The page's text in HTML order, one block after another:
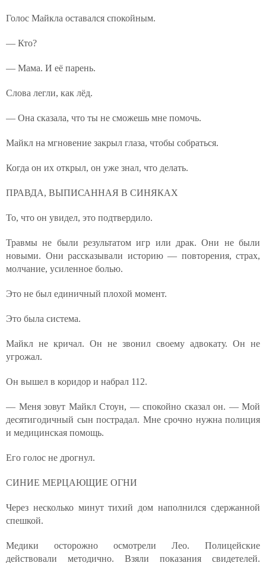
Голос Майкла оставался спокойным.
— Кто?
— Мама. И её парень.
Слова легли, как лёд.
— Она сказала, что ты не сможешь мне помочь.
Майкл на мгновение закрыл глаза, чтобы собраться.
Когда он их открыл, он уже знал, что делать.
ПРАВДА, ВЫПИСАННАЯ В СИНЯКАХ
То, что он увидел, это подтвердило.
Травмы не были результатом игр или драк. Они не были
новыми. Они рассказывали историю — повторения, страх,
молчание, усиленное болью.
Это не был единичный плохой момент.
Это была система.
Майкл не кричал. Он не звонил своему адвокату. Он не
угрожал.
Он вышел в коридор и набрал 112.
— Меня зовут Майкл Стоун, — спокойно сказал он. — Мой
десятигодичный сын пострадал. Мне срочно нужна полиция
и медицинская помощь.
Его голос не дрогнул.
СИНИЕ МЕРЦАЮЩИЕ ОГНИ
Через несколько минут тихий дом наполнился сдержанной
спешкой.
Медики осторожно осмотрели Лео. Полицейские
действовали методично. Взяли показания свидетелей.